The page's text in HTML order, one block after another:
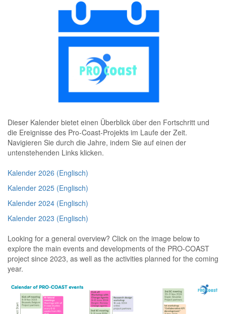
Dieser Kalender bietet einen Überblick über den Fortschritt und
die Ereignisse des Pro-Coast-Projekts im Laufe der Zeit.
Navigieren Sie durch die Jahre, indem Sie auf einen der
untenstehenden Links klicken.
Kalender 2026 (Englisch)
Kalender 2025 (Englisch)
Kalender 2024 (Englisch)
Kalender 2023 (Englisch)
Looking for a general overview? Click on the image below to
explore the main events and developments of the PRO-COAST
project since 2023, as well as the activities planned for the coming
year.